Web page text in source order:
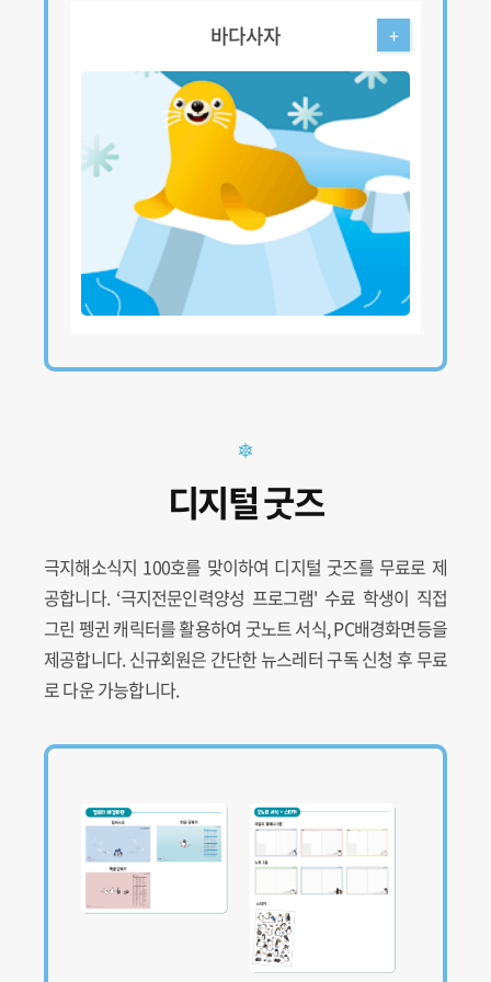
바다사자 +
디지털 굿즈
극지해소식지 100호를 맞이하여 디지털 굿즈를 무료로 제
공합니다. ‘극지전문인력양성 프로그램' 수료 학생이 직접
그린 펭귄 캐릭터를 활용하여 굿노트 서식, PC배경화면등을
제공합니다. 신규회원은 간단한 뉴스레터 구독 신청 후 무료
로 다운 가능합니다.